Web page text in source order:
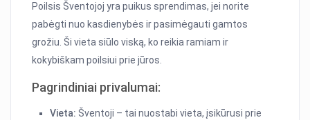
Poilsis Šventojoj yra puikus sprendimas, jei norite
pabėgti nuo kasdienybės ir pasimėgauti gamtos
grožiu. Ši vieta siūlo viską, ko reikia ramiam ir
kokybiškam poilsiui prie jūros.
Pagrindiniai privalumai:
Vieta: Šventoji – tai nuostabi vieta, įsikūrusi prie